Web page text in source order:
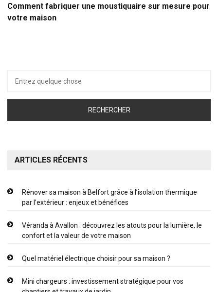
Comment fabriquer une moustiquaire sur mesure pour
votre maison
pour :
ARTICLES RÉCENTS
Rénover sa maison à Belfort grâce à l’isolation thermique
par l’extérieur : enjeux et bénéfices
Véranda à Avallon : découvrez les atouts pour la lumière, le
confort et la valeur de votre maison
Quel matériel électrique choisir pour sa maison ?
Mini chargeurs : investissement stratégique pour vos